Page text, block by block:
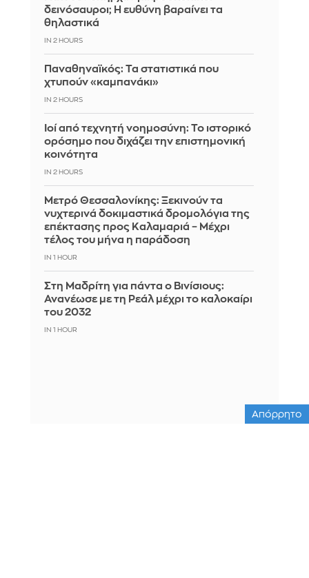
δεινόσαυροι; Η ευθύνη βαραίνει τα
θηλαστικά
IN 2 HOURS
Παναθηναϊκός: Τα στατιστικά που
χτυπούν «καμπανάκι»
IN 2 HOURS
Ιοί από τεχνητή νοημοσύνη: Το ιστορικό
ορόσημο που διχάζει την επιστημονική
κοινότητα
IN 2 HOURS
Μετρό Θεσσαλονίκης: Ξεκινούν τα
νυχτερινά δοκιμαστικά δρομολόγια της
επέκτασης προς Καλαμαριά – Μέχρι
τέλος του μήνα η παράδοση
IN 1 HOUR
Στη Μαδρίτη για πάντα ο Βινίσιους:
Ανανέωσε με τη Ρεάλ μέχρι το καλοκαίρι
του 2032
IN 1 HOUR
Απόρρητο